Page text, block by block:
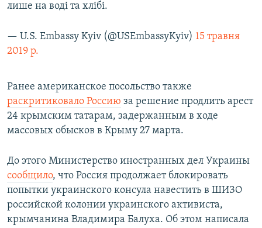
лише на воді та хлібі.
— U.S. Embassy Kyiv (@USEmbassyKyiv) 15 травня
2019 р.
Ранее американское посольство также
раскритиковало Россию за решение продлить арест
24 крымским татарам, задержанным в ходе
массовых обысков в Крыму 27 марта.
До этого Министерство иностранных дел Украины
сообщило, что Россия продолжает блокировать
попытки украинского консула навестить в ШИЗО
российской колонии украинского активиста,
крымчанина Владимира Балуха. Об этом написала